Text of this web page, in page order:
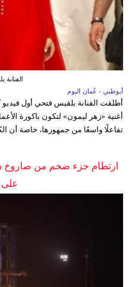
أبوظبي - عُمان اليوم
أطلقت الفنانة بلقيس فتحي أول فيديو
أغنية «زهر ليمون» لتكون باكورة
تفاعلًا واسعًا من جمهورها، خاصة أن
ارتطام جزء ضخم من صاروخ
على